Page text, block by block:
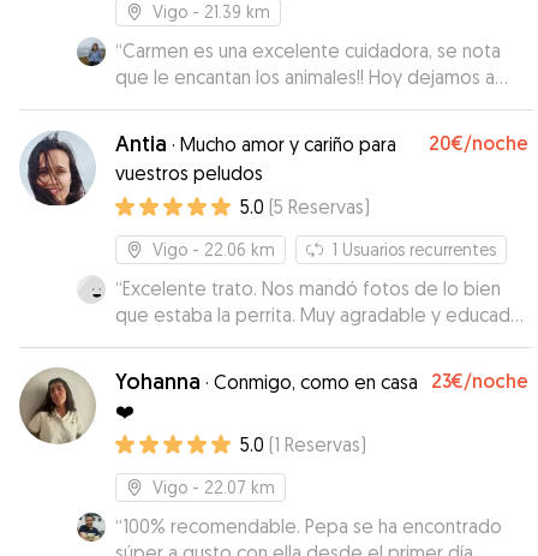
Vigo - 21.39 km
“Carmen es una excelente cuidadora, se nota
que le encantan los animales!! Hoy dejamos a
nuestras perritas Freya y Kira con ella, he de
decir que vinieron súper contentas. Estuvieron
en el parque y en los videos y fotos que me
mandó se les veían súper feliz, y entretenidas
jugando. Desde el principio la comunicación con
Carmen ha sido de 10, es una chica muy
simpática y cariñosa, que al final es lo que
buscábamos. Si algún día nos vuelve hacer falta,
será con Carmen. No podéis dejar a vuestras
mascotas en mejores manos, sin duda la
recomiendo 100% Muchísimas gracias por todo
Carmen ♥️”
Antia · Mucho amor y cariño para
vuestros peludos
20€/noche
5.0 (5 Reservas)
Vigo - 22.06 km 1 Usuarios recurrentes
“Excelente trato. Nos mandó fotos de lo bien
que estaba la perrita. Muy agradable y educada.
Recomiendo”
Yohanna · Conmigo, como en casa
❤️
23€/noche
5.0 (1 Reservas)
Vigo - 22.07 km
“100% recomendable. Pepa se ha encontrado